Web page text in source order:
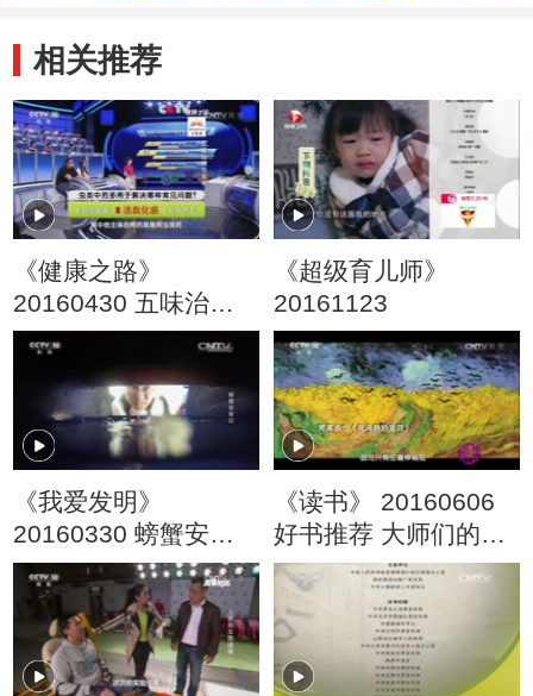
相关推荐
《健康之路》
20160430 五味治病
也致病（二）
《超级育儿师》
20161123
《我爱发明》
20160330 螃蟹安家
记
《读书》 20160606
好书推荐 大师们的传
记